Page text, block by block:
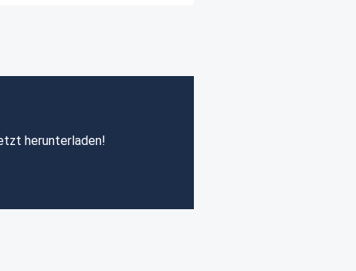
herunterladen!